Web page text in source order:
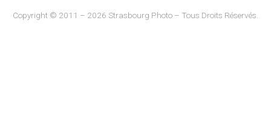
Copyright © 2011 – 2026 Strasbourg Photo – Tous Droits Réservés.